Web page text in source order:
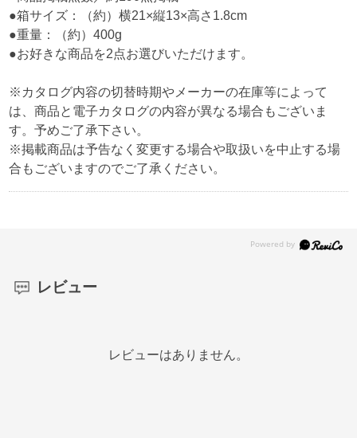
●箱サイズ：（約）横21×縦13×高さ1.8cm
●重量：（約）400g
●お好きな商品を2点お選びいただけます。
※カタログ内容の切替時期やメーカーの在庫等によって
は、商品と電子カタログの内容が異なる場合もございま
す。予めご了承下さい。
※掲載商品は予告なく変更する場合や取扱いを中止する場
合もございますのでご了承ください。
レビュー
レビューはありません。